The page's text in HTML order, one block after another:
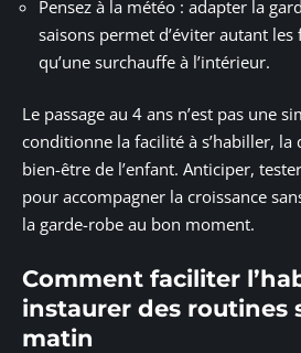
Pensez à la météo : adapter la
saisons permet d’éviter autant
qu’une surchauffe à l’intérieur.
Le passage au 4 ans n’est pas une
conditionne la facilité à s’habiller, la
bien-être de l’enfant. Anticiper,
pour accompagner la croissance
la garde-robe au bon moment.
Comment faciliter
instaurer des routines
matin